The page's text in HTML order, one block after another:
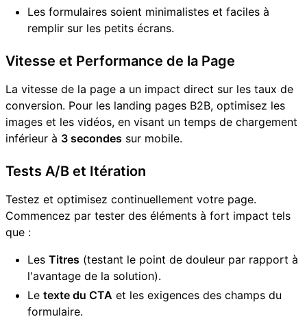
Les formulaires soient minimalistes et faciles à
remplir sur les petits écrans.
Vitesse et Performance de la Page
La vitesse de la page a un impact direct sur les taux de
conversion. Pour les landing pages B2B, optimisez les
images et les vidéos, en visant un temps de chargement
inférieur à 3 secondes sur mobile.
Tests A/B et Itération
Testez et optimisez continuellement votre page.
Commencez par tester des éléments à fort impact tels
que :
Les Titres (testant le point de douleur par rapport à
l'avantage de la solution).
Le texte du CTA et les exigences des champs du
formulaire.